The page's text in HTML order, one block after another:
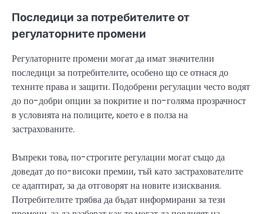
Последици за потребителите от
регулаторните промени
Регулаторните промени могат да имат значителни
последици за потребителите, особено що се отнася до
техните права и защити. Подобрени регулации често водят
до по-добри опции за покритие и по-голяма прозрачност
в условията на полиците, което е в полза на
застрахованите.
Въпреки това, по-строгите регулации могат също да
доведат до по-високи премии, тъй като застрахователите
се адаптират, за да отговорят на новите изисквания.
Потребителите трябва да бъдат информирани за тези